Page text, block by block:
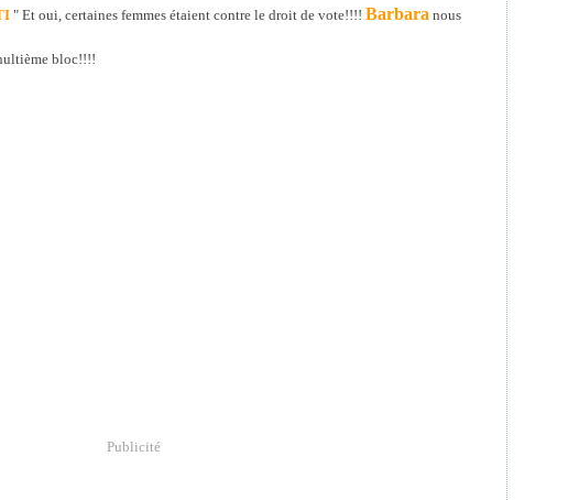
" Et oui, certaines femmes étaient contre le droit de vote!!!! Barbara nous
bloc!!!!
Publicité